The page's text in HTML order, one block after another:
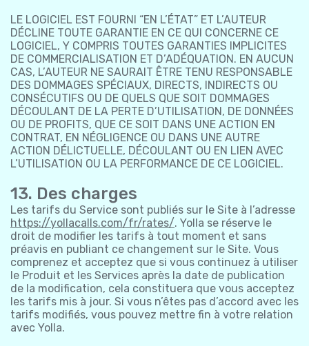
LE LOGICIEL EST FOURNI “EN L’ÉTAT” ET L’AUTEUR
DÉCLINE TOUTE GARANTIE EN CE QUI CONCERNE CE
LOGICIEL, Y COMPRIS TOUTES GARANTIES IMPLICITES
DE COMMERCIALISATION ET D’ADÉQUATION. EN AUCUN
CAS, L’AUTEUR NE SAURAIT ÊTRE TENU RESPONSABLE
DES DOMMAGES SPÉCIAUX, DIRECTS, INDIRECTS OU
CONSÉCUTIFS OU DE QUELS QUE SOIT DOMMAGES
DÉCOULANT DE LA PERTE D’UTILISATION, DE DONNÉES
OU DE PROFITS, QUE CE SOIT DANS UNE ACTION EN
CONTRAT, EN NÉGLIGENCE OU DANS UNE AUTRE
ACTION DÉLICTUELLE, DÉCOULANT OU EN LIEN AVEC
L’UTILISATION OU LA PERFORMANCE DE CE LOGICIEL.
13. Des charges
Les tarifs du Service sont publiés sur le Site à l’adresse
https://yollacalls.com/fr/rates/. Yolla se réserve le
droit de modifier les tarifs à tout moment et sans
préavis en publiant ce changement sur le Site. Vous
comprenez et acceptez que si vous continuez à utiliser
le Produit et les Services après la date de publication
de la modification, cela constituera que vous acceptez
les tarifs mis à jour. Si vous n’êtes pas d’accord avec les
tarifs modifiés, vous pouvez mettre fin à votre relation
avec Yolla.